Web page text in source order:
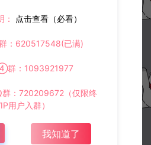
： 点击查看（必看）
：620517548(已满)
群：1093921977
群：720209672（仅限终
用户入群）
我知道了